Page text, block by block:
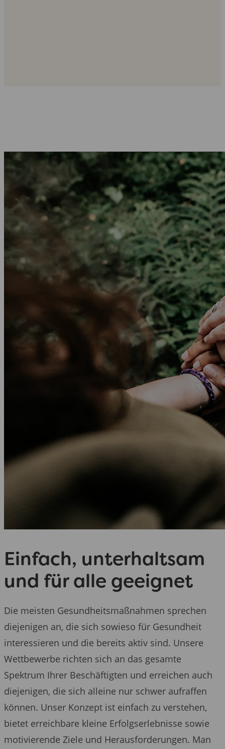
Einfach, unterhaltsam
und für alle geeignet
Die meisten Gesundheitsmaßnahmen sprechen
diejenigen an, die sich sowieso für Gesundheit
interessieren und die bereits aktiv sind. Unsere
Wettbewerbe richten sich an das gesamte
Spektrum Ihrer Beschäftigten und erreichen auch
diejenigen, die sich alleine nur schwer aufraffen
können. Unser Konzept ist einfach zu verstehen,
bietet erreichbare kleine Erfolgserlebnisse sowie
motivierende Ziele und Herausforderungen. Man